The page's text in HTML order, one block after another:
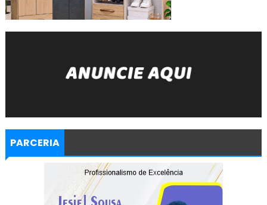
PARCERIA